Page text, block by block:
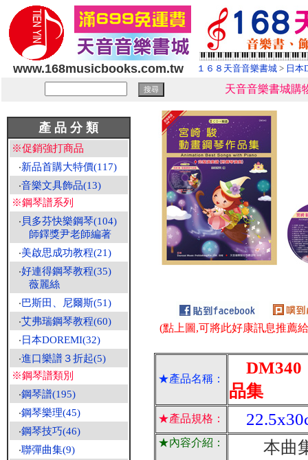
www.168musicbooks.com.tw １６８天音音樂書城 > 日本
天音音樂書城購
產 品 分 類
※促銷強打商品
‧新品首購大特價(117)
‧音樂文具飾品(13)
※鋼琴譜系列
‧ 貝多芬快樂鋼琴(104)
師鐸獎尹老師編著
‧美啟思成功教程(21)
‧好連得鋼琴教程(35)
薇麗絲
‧巴斯田、尼爾斯(51)
‧艾弗瑞鋼琴教程(60)
‧ 日本DOREMI(32)
‧進口樂譜３折起(5)
※鋼琴譜類別
‧鋼琴譜(195)
‧鋼琴樂理(45)
‧鋼琴技巧(46)
‧聯彈曲集(9)
(點上圖,可將此好康訊息推薦
★產品名稱：
DM340
品集
★產品規格：
★內容介紹：
本曲集